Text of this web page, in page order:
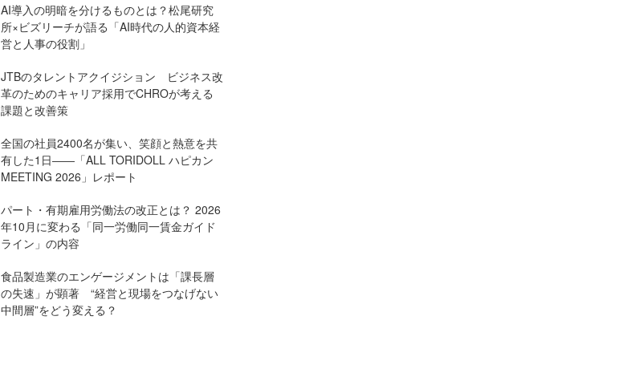
AI導入の明暗を分けるものとは？松尾研究
所×ビズリーチが語る「AI時代の人的資本経
営と人事の役割」
JTBのタレントアクイジション ビジネス改
革のためのキャリア採用でCHROが考える
課題と改善策
全国の社員2400名が集い、笑顔と熱意を共
有した1日――「ALL TORIDOLL ハピカン
MEETING 2026」レポート
パート・有期雇用労働法の改正とは？ 2026
年10月に変わる「同一労働同一賃金ガイド
ライン」の内容
食品製造業のエンゲージメントは「課長層
の失速」が顕著 “経営と現場をつなげない
中間層”をどう変える？